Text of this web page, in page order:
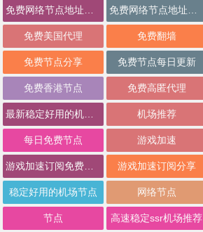
免费美国代理 免费翻墙
免费节点分享 免费节点每日更新
免费香港节点 免费高匿代理
机场推荐
每日免费节点 游戏加速
游戏加速订阅分享
稳定好用的机场节点 网络节点
节点 高速稳定ssr机场推荐